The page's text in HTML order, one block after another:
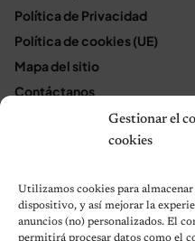
Gestionar el
cookies
Utilizamos cookies para
dispositivo, y así mejorar la
anuncios (no) personalizados. El
permitirá procesar datos como el
Política de Privacidad
Política de cookies (UE)
Mapa del sitio
Contáctanos
Terms and Conditions
© 2026
Política